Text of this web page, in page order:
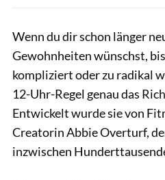
Wenn du dir schon länger
Gewohnheiten wünschst,
kompliziert oder zu radikal
12-Uhr-Regel genau das
Entwickelt wurde sie von
Creatorin Abbie Overturf,
inzwischen